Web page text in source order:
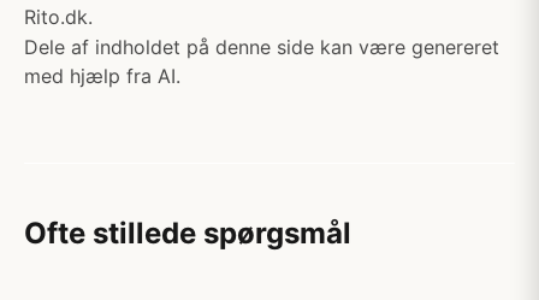
Rito.dk.
Dele af indholdet på denne side kan være genereret
med hjælp fra AI.
Ofte stillede spørgsmål